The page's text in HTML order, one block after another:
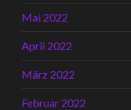
Mai 2022
April 2022
März 2022
Februar 2022